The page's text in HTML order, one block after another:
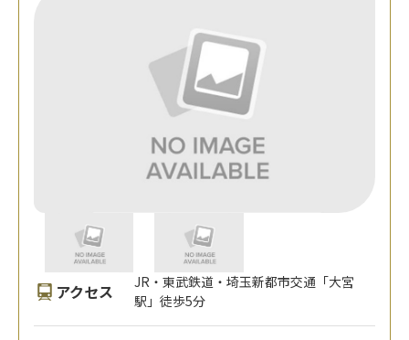
アクセス
JR・東武鉄道・埼玉新都市交通「大宮
駅」徒歩5分